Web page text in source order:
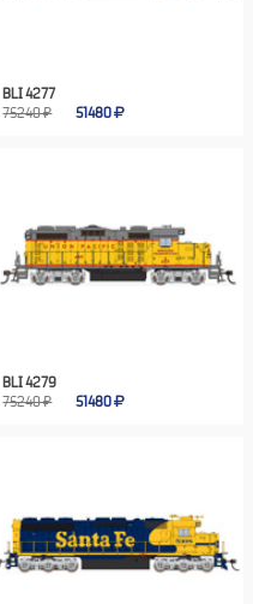
BLI 4277
75240 ₽
51480
BLI 4279
75240 ₽
51480